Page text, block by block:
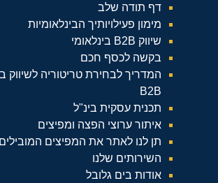
דף תודה שלב
מימון פעילויותיך הבינלאומיות
שיווק B2B בינלאומי
בקשה לכסף חכם
המדריך לבחירת טריטוריה לשיווק
B2B
תכנית עסקית בינ"ל
איתור ערוצי הפצה ומפיצים
תן לנו לאתר את המפיצים
השירותים שלנו
אודות בים גלובל